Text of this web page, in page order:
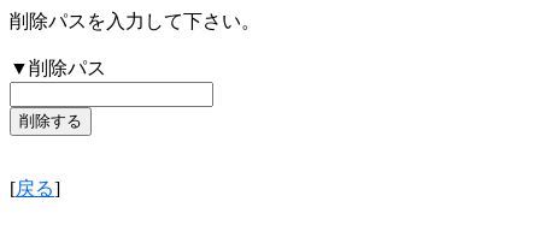
削除パスを入力して下さい。
▼削除パス
[戻る]